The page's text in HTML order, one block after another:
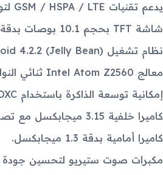
يدعم تقنيات GSM / HSPA / LTE لتوفير اتصال سريع ومتعدد الشبكات.
شاشة TFT بحجم 10.1 بوصات بدقة 1280 × 800 بكسل.
نظام تشغيل Android 4.2.2 (Jelly Bean) مع واجهة TouchWiz UI.
معالج Intel Atom Z2560 ثنائي النواة بسرعة 1.6 جيجاهرتز.
إمكانية توسعة الذاكرة باستخدام microSDXC.
كاميرا خلفية 3.15 ميجابكسل مع تصوير فيديو بدقة 720p.
كاميرا أمامية بدقة 1.3 ميجابكسل.
مكبرات صوت ستيريو لتحسين